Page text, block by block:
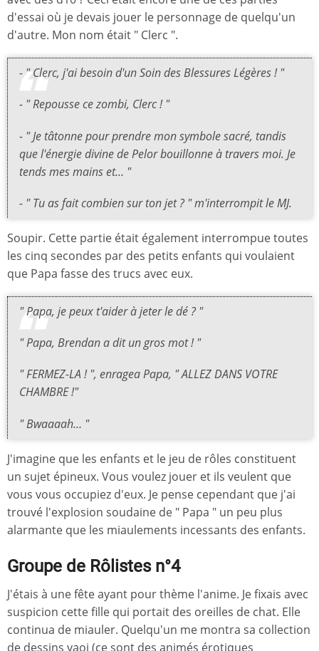
d'essai où je devais jouer le personnage de quelqu'un
d'autre. Mon nom était " Clerc ".
- " Clerc, j'ai besoin d'un Soin des Blessures Légères ! "
- " Repousse ce zombi, Clerc ! "
- " Je tâtonne pour prendre mon symbole sacré, tandis
que l'énergie divine de Pelor bouillonne à travers moi. Je
tends mes mains et… "
- " Tu as fait combien sur ton jet ? " m'interrompit le MJ.
Soupir. Cette partie était également interrompue toutes
les cinq secondes par des petits enfants qui voulaient
que Papa fasse des trucs avec eux.
" Papa, je peux t'aider à jeter le dé ? "
" Papa, Brendan a dit un gros mot ! "
" FERMEZ-LA ! ", enragea Papa, " ALLEZ DANS VOTRE
CHAMBRE !"
" Bwaaaah… "
J'imagine que les enfants et le jeu de rôles constituent
un sujet épineux. Vous voulez jouer et ils veulent que
vous vous occupiez d'eux. Je pense cependant que j'ai
trouvé l'explosion soudaine de " Papa " un peu plus
alarmante que les miaulements incessants des enfants.
Groupe de Rôlistes n°4
J'étais à une fête ayant pour thème l'anime. Je fixais avec
suspicion cette fille qui portait des oreilles de chat. Elle
continua de miauler. Quelqu'un me montra sa collection
de dessins yaoi (ce sont des animés érotiques